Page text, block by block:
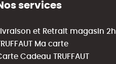
services
et Retrait magasin 2h
TRUFFAUT Ma carte
Cadeau TRUFFAUT